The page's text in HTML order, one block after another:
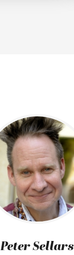
Peter Sellars